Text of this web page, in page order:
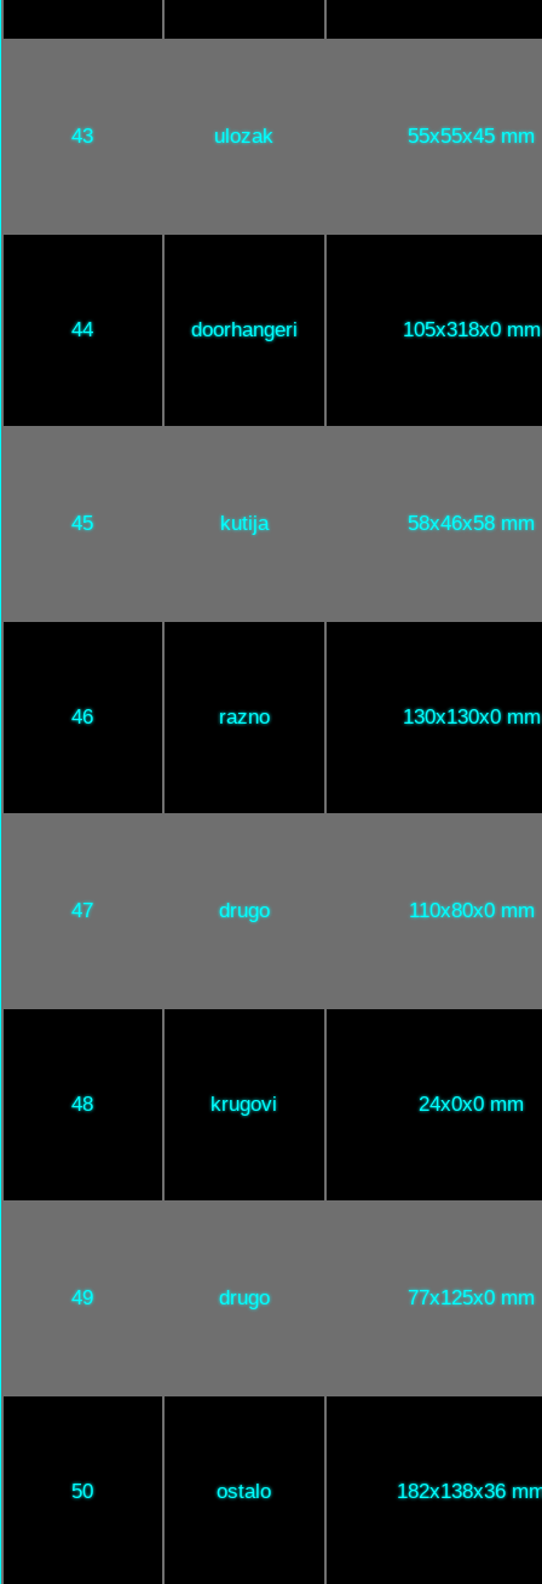
43 ulozak 55x55x45 mm
44 doorhangeri 105x318x0 mm
45 kutija 58x46x58 mm
46 razno 130x130x0 mm
47 drugo 110x80x0 mm
48 krugovi 24x0x0 mm
49 drugo 77x125x0 mm
50 ostalo 182x138x36